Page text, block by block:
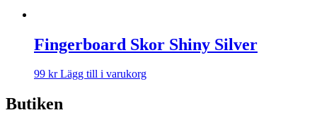
Fingerboard Skor Shiny Silver
99 kr Lägg till i varukorg
Butiken